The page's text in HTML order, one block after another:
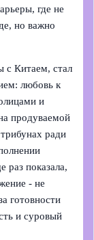
где не
но важно
с Китаем, стал
любовь к
и
продуваемой
ради
раз показала,
- не
готовности
и суровый